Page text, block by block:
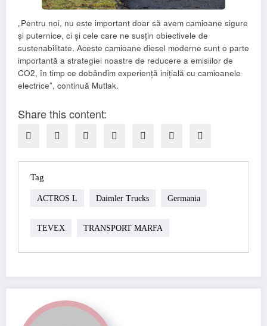
„Pentru noi, nu este important doar să avem camioane sigure
și puternice, ci și cele care ne susțin obiectivele de
sustenabilitate. Aceste camioane diesel moderne sunt o parte
importantă a strategiei noastre de reducere a emisiilor de
CO2, în timp ce dobândim experiență inițială cu camioanele
electrice”, continuă Mutlak.
Share this content:
Tag
ACTROS L Daimler Trucks Germania
TEVEX TRANSPORT MARFA